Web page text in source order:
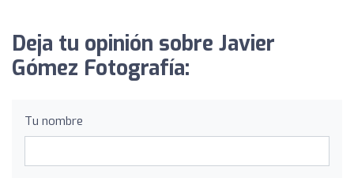
Deja tu opinión sobre Javier
Gómez Fotografía:
Tu nombre